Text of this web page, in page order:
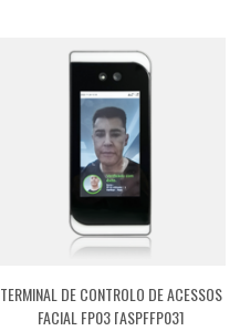
TERMINAL DE CONTROLO DE ACESSOS
FACIAL FP03 [ASPFFP03]